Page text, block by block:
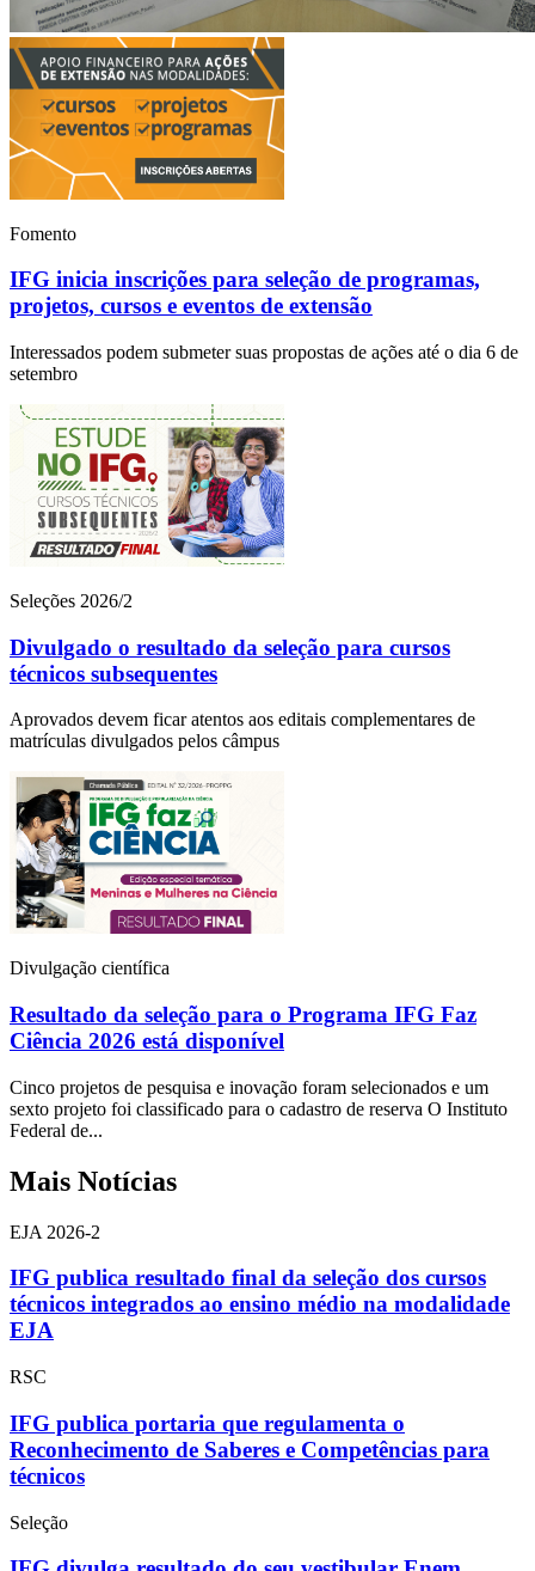
Fomento
IFG inicia inscrições para seleção de programas,
projetos, cursos e eventos de extensão
Interessados podem submeter suas propostas de ações até o dia 6 de
setembro
Seleções 2026/2
Divulgado o resultado da seleção para cursos
técnicos subsequentes
Aprovados devem ficar atentos aos editais complementares de
matrículas divulgados pelos câmpus
Divulgação científica
Resultado da seleção para o Programa IFG Faz
Ciência 2026 está disponível
Cinco projetos de pesquisa e inovação foram selecionados e um
sexto projeto foi classificado para o cadastro de reserva O Instituto
Federal de...
Mais Notícias
EJA 2026-2
IFG publica resultado final da seleção dos cursos
técnicos integrados ao ensino médio na modalidade
EJA
RSC
IFG publica portaria que regulamenta o
Reconhecimento de Saberes e Competências para
técnicos
Seleção